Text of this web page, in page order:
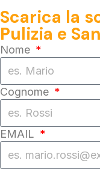
Scarica la
Pulizia e
Nome
Cognome
EMAIL